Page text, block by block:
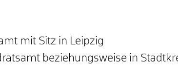
mit Sitz in Leipzig
beziehungsweise in